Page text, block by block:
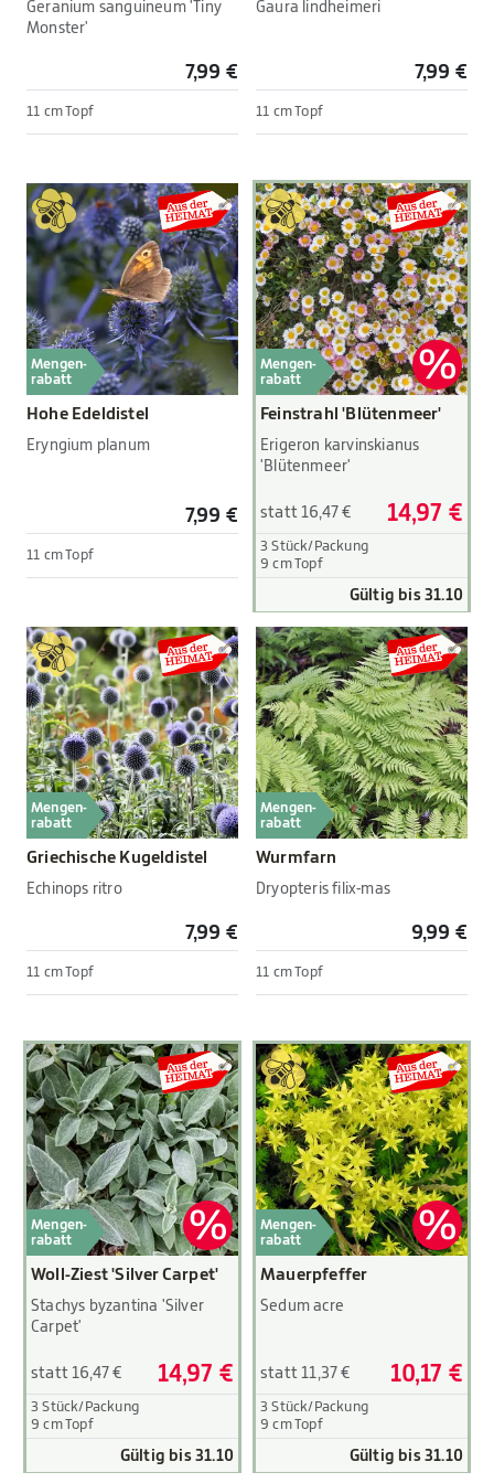
Geranium sanguineum 'Tiny
Monster'
7,99 €
11 cm Topf
Gaura lindheimeri
7,99 €
11 cm Topf
Mengen-
rabatt
Hohe Edeldistel
Eryngium planum
7,99 €
11 cm Topf
Mengen-
rabatt
Feinstrahl 'Blütenmeer'
Erigeron karvinskianus
'Blütenmeer'
statt 16,47 € 14,97 €
3 Stück/Packung
9 cm Topf
Gültig bis 31.10
Mengen-
rabatt
Griechische Kugeldistel
Echinops ritro
7,99 €
11 cm Topf
Mengen-
rabatt
Wurmfarn
Dryopteris filix-mas
9,99 €
11 cm Topf
Mengen-
rabatt
Woll-Ziest 'Silver Carpet'
Stachys byzantina 'Silver
Carpet'
statt 16,47 € 14,97 €
3 Stück/Packung
9 cm Topf
Gültig bis 31.10
Mengen-
rabatt
Mauerpfeffer
Sedum acre
statt 11,37 € 10,17 €
3 Stück/Packung
9 cm Topf
Gültig bis 31.10